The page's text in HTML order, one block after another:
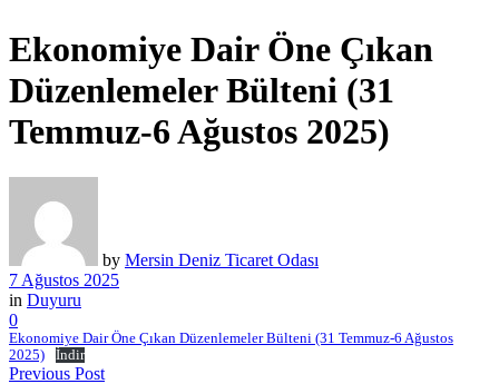
Ekonomiye Dair Öne Çıkan
Düzenlemeler Bülteni (31
Temmuz-6 Ağustos 2025)
by Mersin Deniz Ticaret Odası
7 Ağustos 2025
in Duyuru
0
Ekonomiye Dair Öne Çıkan Düzenlemeler Bülteni (31 Temmuz-6 Ağustos
2025)
İndir
Previous Post